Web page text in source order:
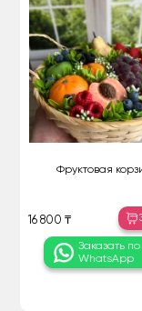
Фруктовая
16 800 ₸
Заказать по
WhatsApp